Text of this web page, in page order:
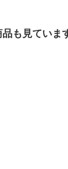
も見ていま